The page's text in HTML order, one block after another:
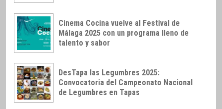
Cinema Cocina vuelve al Festival de
Málaga 2025 con un programa lleno de
talento y sabor
DesTapa las Legumbres 2025:
Convocatoria del Campeonato Nacional
de Legumbres en Tapas